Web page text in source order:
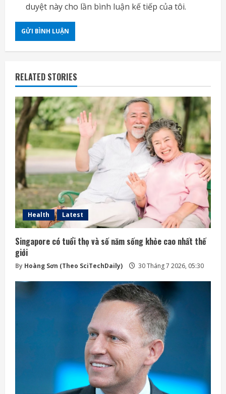
duyệt này cho lần bình luận kế tiếp của tôi.
RELATED STORIES
Health Latest
Singapore có tuổi thọ và số năm sống khỏe cao nhất thế
giới
By Hoàng Sơn (Theo SciTechDaily) 30 Tháng 7 2026, 05:30